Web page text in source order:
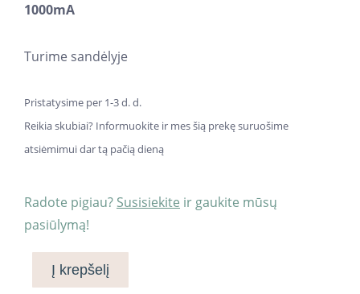
1000mA
Turime sandėlyje
Pristatysime per 1-3 d. d.
Reikia skubiai? Informuokite ir mes šią prekę suruošime
atsiėmimui dar tą pačią dieną
Radote pigiau? Susisiekite ir gaukite mūsų
pasiūlymą!
Į krepšelį